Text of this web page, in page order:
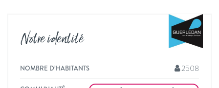
Notre identité
NOMBRE D’HABITANTS 2508